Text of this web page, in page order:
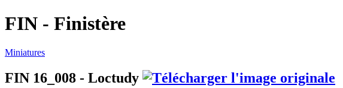
FIN - Finistère
Miniatures
FIN 16_008 - Loctudy